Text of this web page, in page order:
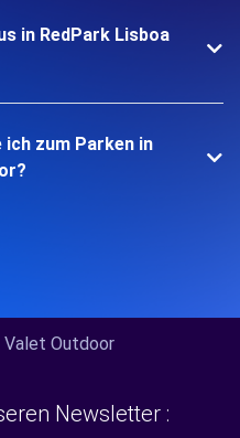
in RedPark Lisboa
zum Parken in
Valet Outdoor
Newsletter :